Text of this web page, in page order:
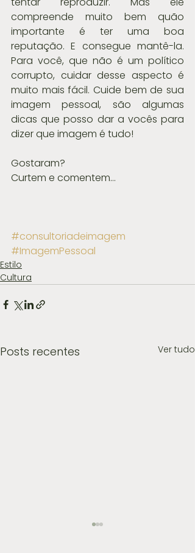
compreende muito bem quão
importante é ter uma boa
reputação. E consegue mantê-la.
Para você, que não é um político
corrupto, cuidar desse aspecto é
muito mais fácil. Cuide bem de sua
imagem pessoal, são algumas
dicas que posso dar a vocês para
dizer que imagem é tudo!
Gostaram?
Curtem e comentem...
#consultoriadeimagem
#ImagemPessoal
Estilo
Cultura
Posts recentes Ver tudo